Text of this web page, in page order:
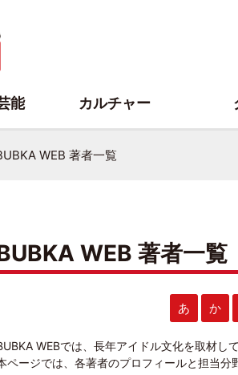
WEB 著者一覧
WEB 著者一覧
あ か
WEBでは、長年アイドル文化を取材し
ページでは、各著者のプロフィールと担当分
能 カルチャー